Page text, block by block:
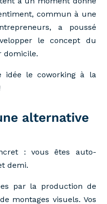
commun à une
a poussé
le concept du
domicile.
idée le coworking à la
alternative
: vous êtes auto-
demi.
par la production de
montages visuels. Vos